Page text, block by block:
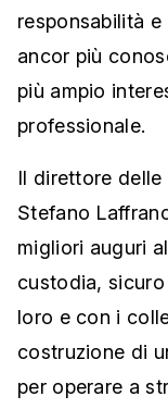
responsabilità
ancor più
più ampio
professionale.
Il direttore
Stefano
migliori auguri
custodia,
loro e con i
costruzione di
per operare a